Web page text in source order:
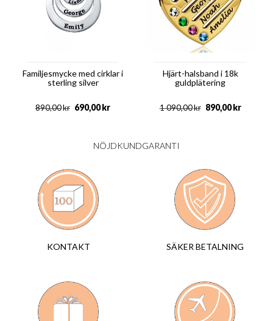
Familjesmycke med cirklar i
sterling silver
kr
890,00 kr
690,00
Hjärt-halsband i 18k
guldplätering
kr
1 090,00 kr
890,00
NÖJDKUNDGARANTI
KONTAKT SÄKER BETALNING